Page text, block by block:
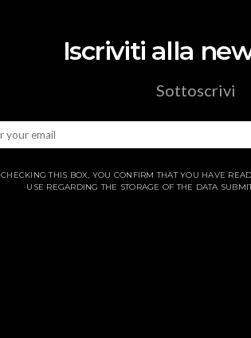
Iscriviti alla
Sottoscrivi
THIS BOX, YOU CONFIRM THAT YOU HAVE
USE REGARDING THE STORAGE OF THE DATA